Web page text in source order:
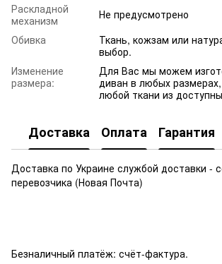
Раскладной
механизм
Не предусмотрено
Обивка
Ткань, кожзам или
выбор.
Изменение
размера:
Для Вас мы можем
диван в любых
любой ткани из
Доставка Оплата Гарантия
Доставка по Украине службой доставки -
перевозчика (Новая Почта)
Безналичный платёж: счёт-фактура.